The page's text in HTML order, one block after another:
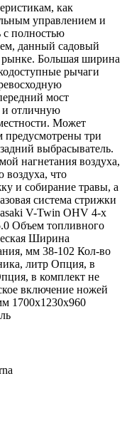
как
управлением и
полностью
данный садовый
рынке. Большая ширина
рычаги
мост
и отличную
Может
предусмотрены три
выбрасыватель.
нагнетания воздуха,
что
и собирание травы, а
система стрижки
V-Twin OHV 4-х
Объем топливного
Ширина
мм 38-102 Кол-во
литр Опция, в
в комплект не
включение ножей
1700х1230х960